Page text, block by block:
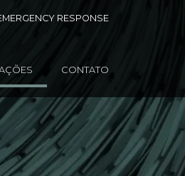
RESPONSE
CONTATO